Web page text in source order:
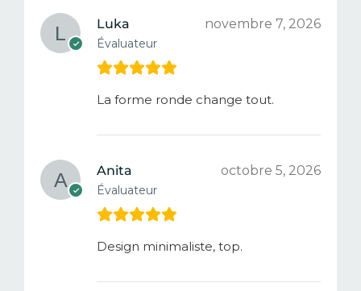
Luka
Évaluateur
novembre 7, 2026
La forme ronde change tout.
Anita
Évaluateur
octobre 5, 2026
Design minimaliste, top.